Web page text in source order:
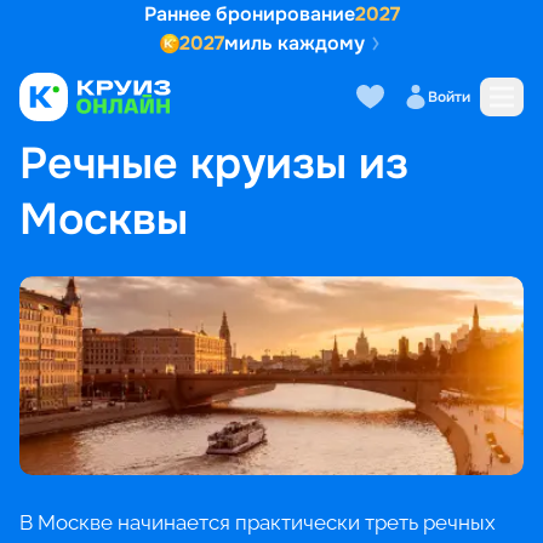
Раннее бронирование2027
2027миль каждому
Войти
ГЛАВНАЯ • ПОПУЛЯРНЫЕ НАПРАВЛЕНИЯ
РЕЧНЫЕ КРУИЗЫ ИЗ МОСКВЫ
Речные круизы из
Москвы
В Москве начинается практически треть речных